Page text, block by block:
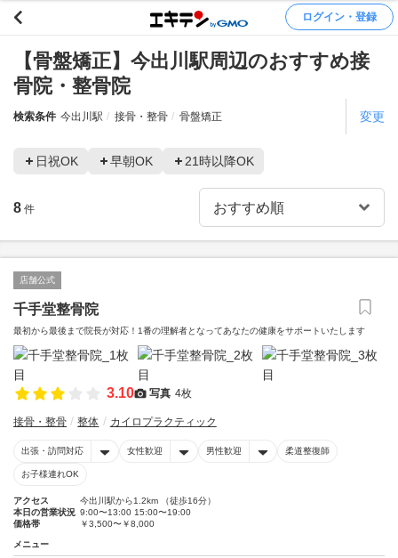
ログイン・登録
【骨盤矯正】今出川駅周辺のおすすめ接
骨院・整骨院
検索条件 今出川駅 接骨・整骨 骨盤矯正 変更
日祝OK 早朝OK 21時以降OK
8 件
店舗公式
千手堂整骨院
最初から最後まで院長が対応！1番の理解者となってあなたの健康をサポートいたします
3.10 写真 4枚
接骨・整骨 整体 カイロプラクティック
出張・訪問対応 女性歓迎 男性歓迎 柔道整復師
お子様連れOK
アクセス
今出川駅から1.2km （徒歩16分）
本日の営業状況 9:00〜13:00 15:00〜19:00
価格帯
￥3,500〜￥8,000
メニュー